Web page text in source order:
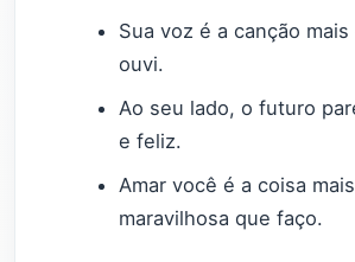
Sua voz é a canção
ouvi.
Ao seu lado, o futuro
e feliz.
Amar você é a coisa
maravilhosa que faço.